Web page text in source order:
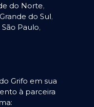
do Norte,
do Sul,
São Paulo,
Grifo em sua
à parceira